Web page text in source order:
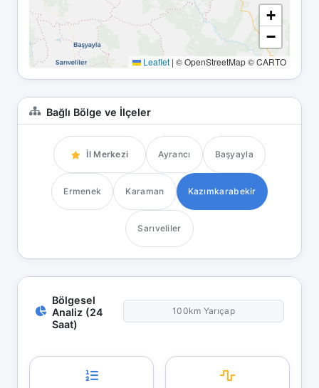
+
−
Leaflet | © OpenStreetMap © CARTO
Bağlı Bölge ve İlçeler
İl Merkezi Ayrancı Başyayla
Ermenek Karaman Kazımkarabekir
Sarıveliler
Bölgesel
Analiz (24
Saat)
100km Yarıçap